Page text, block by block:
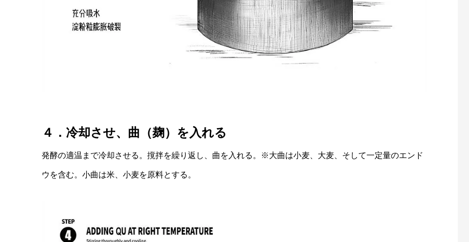
４．冷却させ、曲（麹）を入れる
発酵の適温まで冷却させる。撹拌を繰り返し、曲を入れる。※大曲は小麦、大麦、そして一定量のエンド
ウを含む。小曲は米、小麦を原料とする。